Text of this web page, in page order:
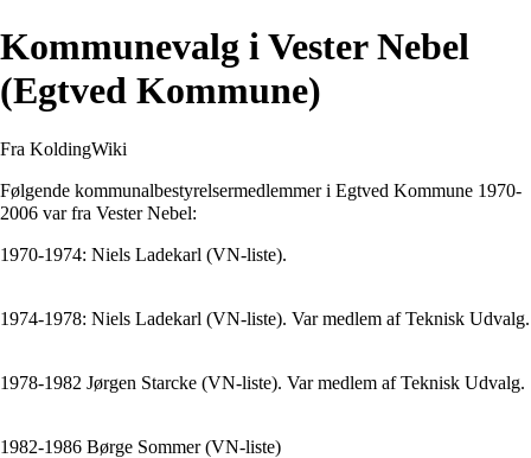
Kommunevalg i Vester Nebel
(Egtved Kommune)
Fra KoldingWiki
Følgende kommunalbestyrelsermedlemmer i Egtved Kommune 1970-
2006 var fra Vester Nebel:
1970-1974: Niels Ladekarl (VN-liste).
1974-1978: Niels Ladekarl (VN-liste). Var medlem af Teknisk Udvalg.
1978-1982 Jørgen Starcke (VN-liste). Var medlem af Teknisk Udvalg.
1982-1986 Børge Sommer (VN-liste)